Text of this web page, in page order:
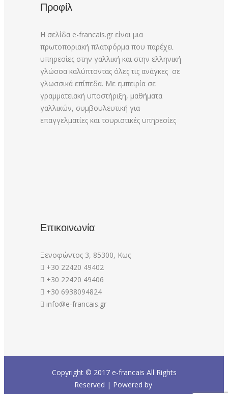
Προφίλ
Η σελίδα e-francais.gr είναι μια
πρωτοποριακή πλατφόρμα που παρέχει
υπηρεσίες στην γαλλική και στην ελληνική
γλώσσα καλύπτοντας όλες τις ανάγκες σε
γλωσσικά επίπεδα. Με εμπειρία σε
γραμματειακή υποστήριξη, μαθήματα
γαλλικών, συμβουλευτική για
επαγγελματίες και τουριστικές υπηρεσίες
Επικοινωνία
Ξενοφώντος 3, 85300, Κως
+30 22420 49402
+30 22420 49406
+30 6938094824
info@e-francais.gr
Copyright © 2017 e-francais All Rights
Reserved | Powered by